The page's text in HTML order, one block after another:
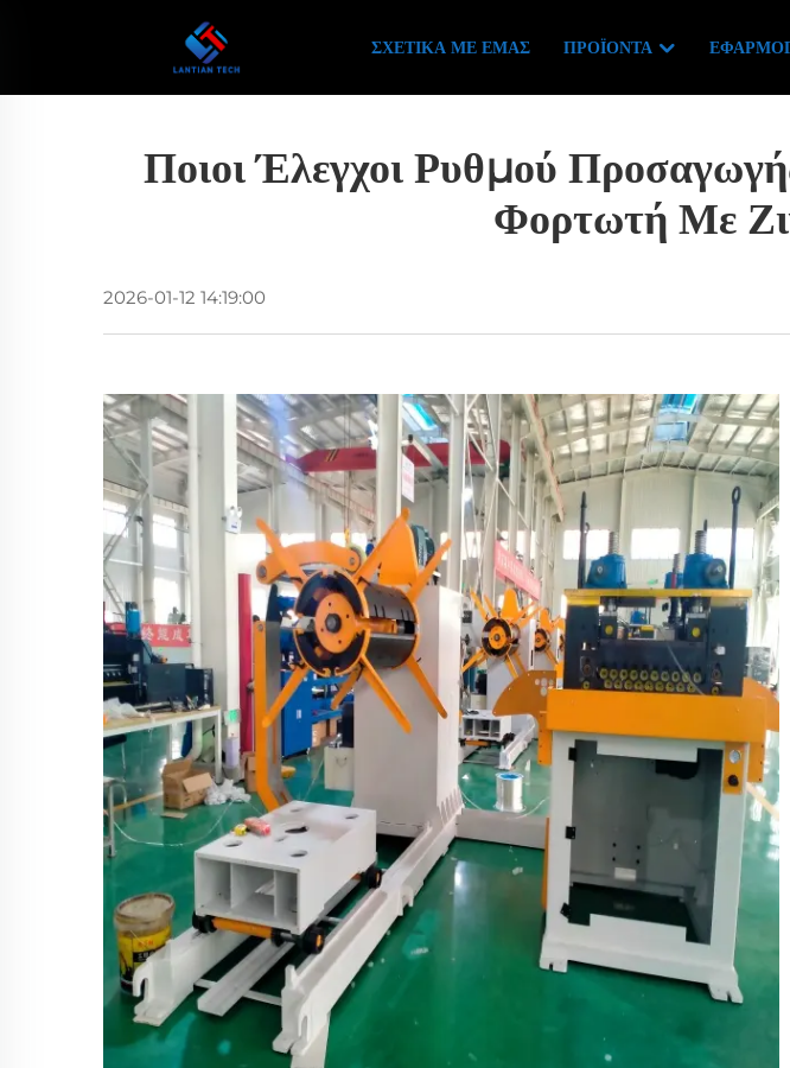
ΣΧΕΤΙΚΆ ΜΕ ΕΜΆΣ ΠΡΟΪΌΝΤΑ
Ποιοι Έλεγχοι Ρυθμού
Φορτωτή Με
2026-01-12 14:19:00